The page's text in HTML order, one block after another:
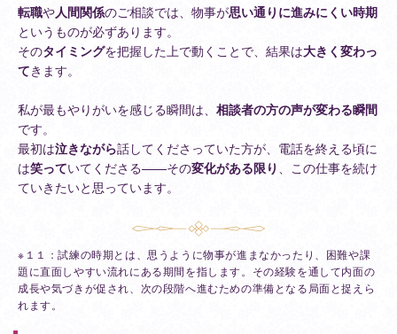
転職や人間関係のご相談では、物事が思い通りに進みにくい時期
というものが必ずあります。
そのタイミングを把握した上で動くことで、結果は大きく変わっ
てきます。
私が最もやりがいを感じる瞬間は、 相談者の方の声が変わる瞬間
です。
最初は泣きながら話してくださっていた方が、電話を終える頃に
は笑っていてくださる——その変化がある限り
、この仕事を続け
ていきたいと思っています。
※１１：試練の時期とは、思うように物事が進まなかったり、困難や課
題に直面しやすい流れにある期間を指します。その経験を通して内面の
成長や気づきが促され、次の段階へ進むための準備となる局面と捉えら
れます。